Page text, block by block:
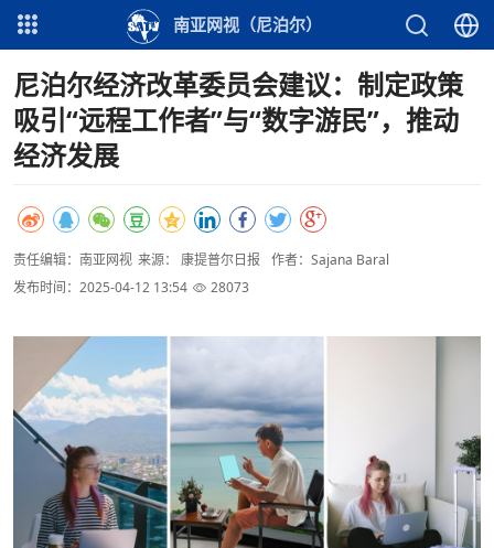
南亚网视（尼泊尔）
尼泊尔经济改革委员会建议：制定政策
吸引“远程工作者”与“数字游民”，推动
经济发展
责任编辑：南亚网视 来源： 康提普尔日报
作者：Sajana Baral
发布时间：2025-04-12 13:54
28073